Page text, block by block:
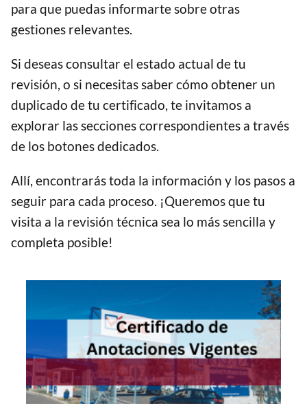
para que puedas informarte sobre otras
gestiones relevantes.
Si deseas consultar el estado actual de tu
revisión, o si necesitas saber cómo obtener un
duplicado de tu certificado, te invitamos a
explorar las secciones correspondientes a través
de los botones dedicados.
Allí, encontrarás toda la información y los pasos a
seguir para cada proceso. ¡Queremos que tu
visita a la revisión técnica sea lo más sencilla y
completa posible!